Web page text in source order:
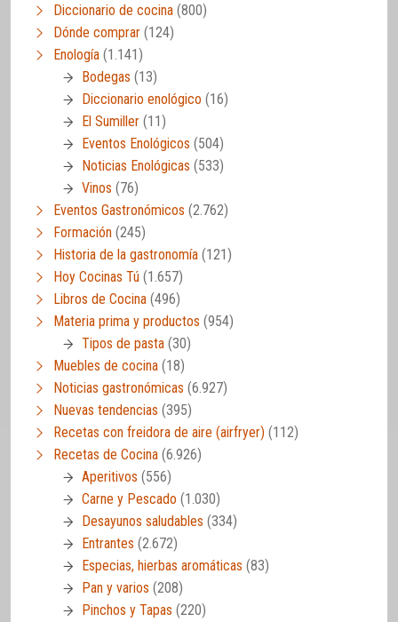
Diccionario de cocina (800)
Dónde comprar (124)
Enología (1.141)
Bodegas (13)
Diccionario enológico (16)
El Sumiller (11)
Eventos Enológicos (504)
Noticias Enológicas (533)
Vinos (76)
Eventos Gastronómicos (2.762)
Formación (245)
Historia de la gastronomía (121)
Hoy Cocinas Tú (1.657)
Libros de Cocina (496)
Materia prima y productos (954)
Tipos de pasta (30)
Muebles de cocina (18)
Noticias gastronómicas (6.927)
Nuevas tendencias (395)
Recetas con freidora de aire (airfryer) (112)
Recetas de Cocina (6.926)
Aperitivos (556)
Carne y Pescado (1.030)
Desayunos saludables (334)
Entrantes (2.672)
Especias, hierbas aromáticas (83)
Pan y varios (208)
Pinchos y Tapas (220)